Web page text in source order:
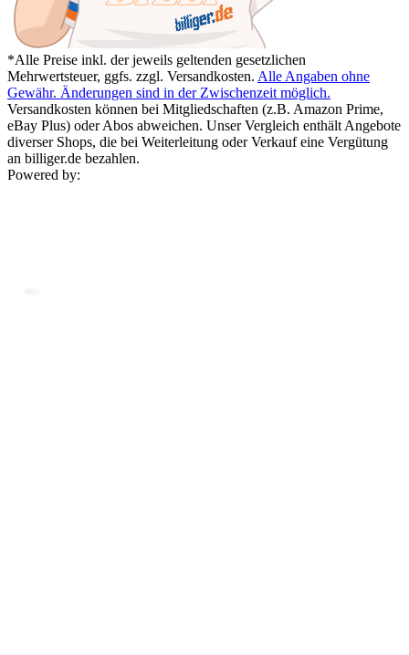
*Alle Preise inkl. der jeweils geltenden gesetzlichen
Mehrwertsteuer, ggfs. zzgl. Versandkosten. Alle Angaben ohne
Gewähr. Änderungen sind in der Zwischenzeit möglich.
Versandkosten können bei Mitgliedschaften (z.B. Amazon Prime,
eBay Plus) oder Abos abweichen. Unser Vergleich enthält Angebote
diverser Shops, die bei Weiterleitung oder Verkauf eine Vergütung
an billiger.de bezahlen.
Powered by: